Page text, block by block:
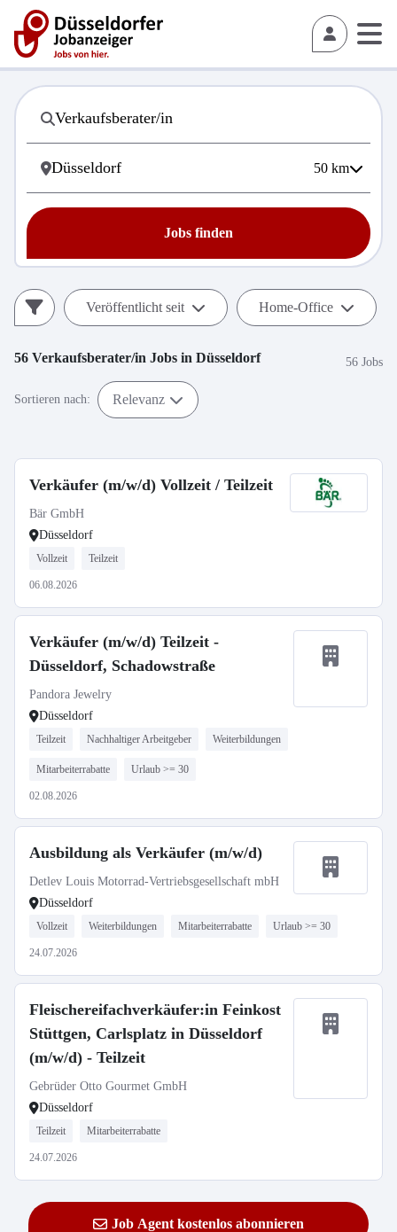
50 km
Jobs finden
Veröffentlicht seit Home-Office
56 Verkaufsberater/in Jobs in Düsseldorf 56 Jobs
Sortieren nach: Relevanz
Verkäufer (m/w/d) Vollzeit / Teilzeit
Bär GmbH
Düsseldorf
Vollzeit Teilzeit
06.08.2026
Verkäufer (m/w/d) Teilzeit -
Düsseldorf, Schadowstraße
Pandora Jewelry
Düsseldorf
Teilzeit Nachhaltiger Arbeitgeber Weiterbildungen
Mitarbeiterrabatte Urlaub >= 30
02.08.2026
Ausbildung als Verkäufer (m/w/d)
Detlev Louis Motorrad-Vertriebsgesellschaft mbH
Düsseldorf
Vollzeit Weiterbildungen Mitarbeiterrabatte Urlaub >= 30
24.07.2026
Fleischereifachverkäufer:in Feinkost
Stüttgen, Carlsplatz in Düsseldorf
(m/w/d) - Teilzeit
Gebrüder Otto Gourmet GmbH
Düsseldorf
Teilzeit Mitarbeiterrabatte
24.07.2026
Job Agent kostenlos abonnieren